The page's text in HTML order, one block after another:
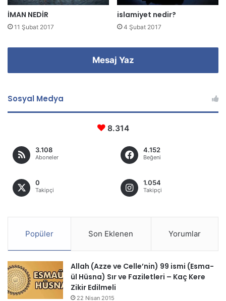
İMAN NEDİR
11 Şubat 2017
islamiyet nedir?
4 Şubat 2017
Mesaj Yaz
Sosyal Medya
8.314
3.108
Aboneler
4.152
Beğeni
0
Takipçi
1.054
Takipçi
Popüler Son Eklenen Yorumlar
Allah (Azze ve Celle’nin) 99 ismi (Esma-
ül Hüsna) Sır ve Faziletleri – Kaç Kere
Zikir Edilmeli
22 Nisan 2015